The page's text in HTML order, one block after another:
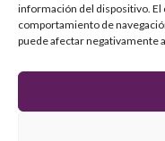
información del dispositivo.
comportamiento de
puede afectar negativamente